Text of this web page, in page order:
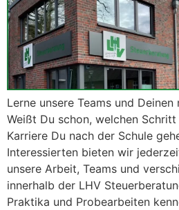
Lerne unsere Teams und Deinen
Weißt Du schon, welchen
Karriere Du nach der Schule
Interessierten bieten wir
unsere Arbeit, Teams und
innerhalb der LHV
Praktika und Probearbeiten